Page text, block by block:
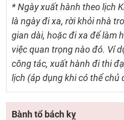
* Ngày xuất hành theo lịch
là ngày đi xa, rời khỏi nhà
gian dài, hoặc đi xa để làm
việc quan trọng nào đó. Ví
công tác, xuất hành đi thi
lịch (áp dụng khi có thể chủ
Bành tổ bách kỵ